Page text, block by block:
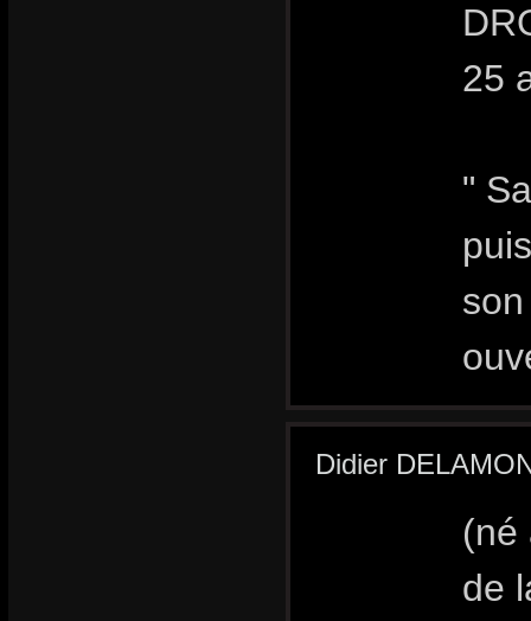
25
"
Didier
(né
de